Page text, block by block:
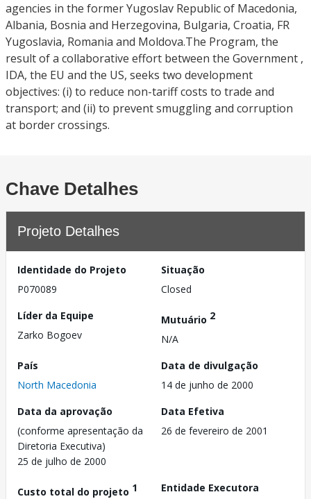
agencies in the former Yugoslav Republic of Macedonia,
Albania, Bosnia and Herzegovina, Bulgaria, Croatia, FR
Yugoslavia, Romania and Moldova.The Program, the
result of a collaborative effort between the Government ,
IDA, the EU and the US, seeks two development
objectives: (i) to reduce non-tariff costs to trade and
transport; and (ii) to prevent smuggling and corruption
at border crossings.
Chave Detalhes
Projeto Detalhes
Identidade do Projeto
P070089
Situação
Closed
Líder da Equipe
Zarko Bogoev
Mutuário 2
N/A
País
North Macedonia
Data de divulgação
14 de junho de 2000
Data da aprovação
(conforme apresentação da
Diretoria Executiva)
25 de julho de 2000
Data Efetiva
26 de fevereiro de 2001
Custo total do projeto 1
Entidade Executora